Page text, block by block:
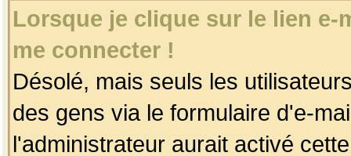
Lorsque je clique sur le lien
me connecter !
Désolé, mais seuls les
des gens via le formulaire d'e-
l'administrateur aurait activé